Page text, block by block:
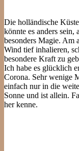
Die holländische
könnte es anders sein,
besonders Magie. Am
Wind tief inhalieren,
besondere Kraft zu
Ich habe es glücklich
Corona. Sehr wenige
einfach nur in die
Sonne und ist allein.
her kenne.